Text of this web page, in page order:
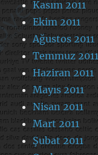
Kasım 2011
Ekim 2011
Ağustos 2011
Temmuz 2011
Haziran 2011
Mayıs 2011
Nisan 2011
Mart 2011
Şubat 2011